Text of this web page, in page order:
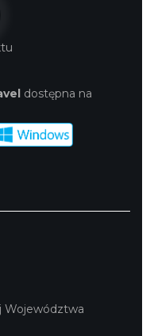
dostępna na
Województwa